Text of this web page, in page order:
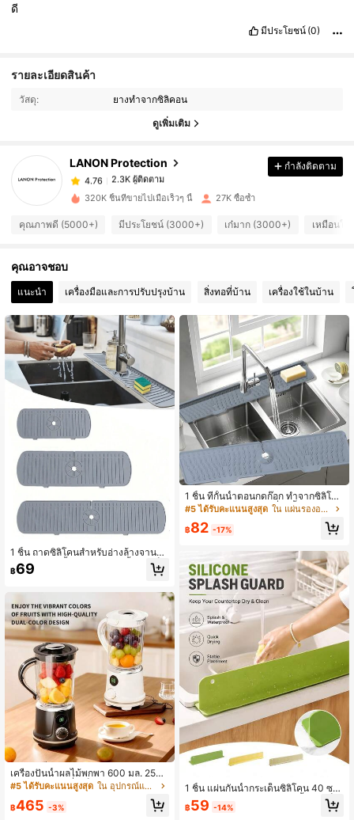
ดี
มีประโยชน์ (0)
รายละเอียดสินค้า
วัสดุ: ยางทำจากซิลิคอน
ดูเพิ่มเติม
LANON Protection
4.76
2.3K ผู้ติดตาม
4.76
2.3K ผู้ติดตาม
4.76 2.3K ผู้ติดตาม
4.76 2.3K ผู้ติดตาม
4.76 2.3K ผู้ติดตาม
4.76
4.76 2.3K ผู้ติดตาม
4.76 2.3K ผู้ติดตาม
2.3K ผู้ติดตาม
กำลังติดตาม
320K ชิ้นที่ขายไปเมื่อเร็วๆ นี้ 27K ซื้อซ้ำ
คุณภาพดี (5000+) มีประโยชน์ (3000+) เก๋มาก (3000+) เหมือนใ
คุณอาจชอบ
แนะนำ เครื่องมือและการปรับปรุงบ้าน สิ่งทอที่บ้าน เครื่องใช้ในบ้าน
1 ชิ้น ถาดซิลิโคนสำหรับอ่างล้างจานพร้
อมท่อระบายน้ำ, แผ่นป้องกันน้ำกระเด็น
จากก๊อกน้ำอ่างล้างจาน, สำหรับป้องกัน
ที่จัดระเบียบครัว, อุปกรณ์ครัวในครัวเรื
อน, สินค้าในครัวเรือน, อุปกรณ์ครัว, สิ่ง
จำเป็นในครัว
฿69
เครื่องปั่นน้ำผลไม้พกพา 600 มล. 250
วัตต์ 12 ใบมีด ปั่นเร็ว พร้อมปุ่มควบคุม
เครื่องทำมิลค์เชคกำลังสูง สำหรับใช้ใน
บ้านและกลางแจ้ง
#5 ได้รับคะแนนสูงสุด ใน อุปกรณ์และเครื่องมือในครัว
฿465 -3%
1 ชิ้น ที่กั้นน้ำตอนกดก๊อก ทำจากซิลิโค
น - สามารถพับได้, กันลื่น, พื้นผิวขรุขร
ะ, เหมาะสำหรับอ่างล้างจานและอ่างน้ำ
ในห้องน้ำ, ช่องแบ่งหลายช่องเพื่อป้องกั
แบบพับได้ | ซิลิโคน
#5 ได้รับคะแนนสูงสุด ใน แผ่นรองอบและแผ่นรองอบจาน
฿82 -17%
1 ชิ้น แผ่นกันน้ำกระเด็นซิลิโคน 40 ซม.
สำหรับอ่างล้างจาน, แผ่นกันน้ำกระเด็น
บนเคาน์เตอร์ครัวพร้อมถ้วยดูด, แผ่นกัน
฿59 -14%